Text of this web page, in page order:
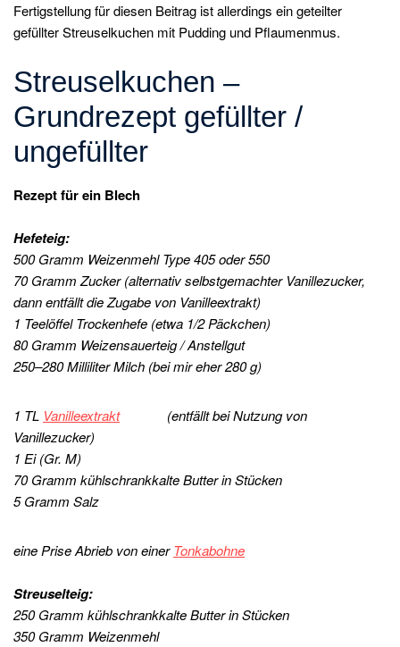
Fertigstellung für diesen Beitrag ist allerdings ein geteilter
gefüllter Streuselkuchen mit Pudding und Pflaumenmus.
Streuselkuchen –
Grundrezept gefüllter /
ungefüllter
Rezept für ein Blech
Hefeteig:
500 Gramm Weizenmehl Type 405 oder 550
70 Gramm Zucker (alternativ selbstgemachter Vanillezucker,
dann entfällt die Zugabe von Vanilleextrakt)
1 Teelöffel Trockenhefe (etwa 1/2 Päckchen)
80 Gramm Weizensauerteig / Anstellgut
250–280 Milliliter Milch (bei mir eher 280 g)
1 TL Vanilleextrakt
(entfällt bei Nutzung von
Vanillezucker)
1 Ei (Gr. M)
70 Gramm kühlschrankkalte Butter in Stücken
5 Gramm Salz
eine Prise Abrieb von einerTonkabohne
Streuselteig:
250 Gramm kühlschrankkalte Butter in Stücken
350 Gramm Weizenmehl